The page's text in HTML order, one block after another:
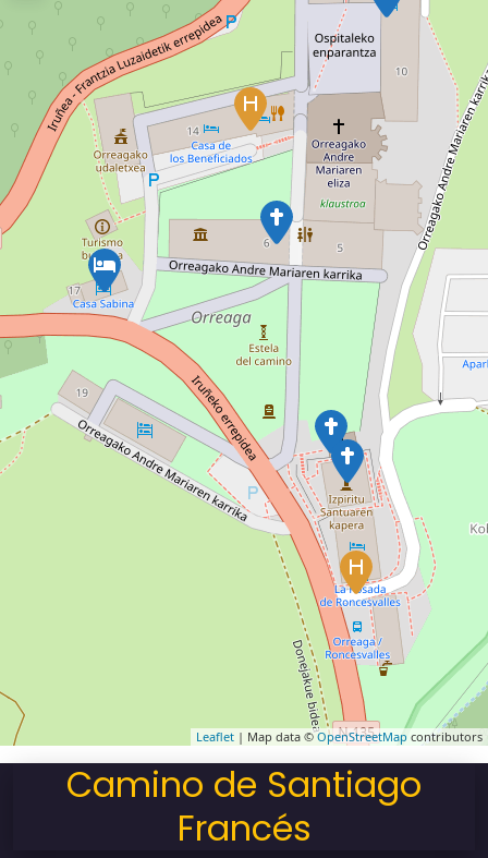
Leaflet | Map data ©OpenStreetMap contributors
Camino de Santiago
Francés